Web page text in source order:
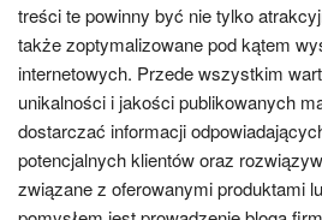
treści te powinny być nie tylko
także zoptymalizowane pod kątem
internetowych. Przede wszystkim
unikalności i jakości publikowanych
dostarczać informacji
potencjalnych klientów oraz
związane z oferowanymi produktami